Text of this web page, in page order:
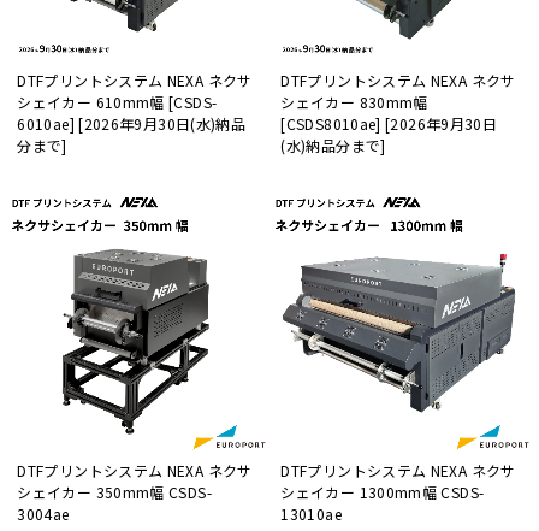
DTFプリントシステム NEXA ネクサ
シェイカー 610mm幅 [CSDS-
6010ae] [2026年9月30日(水)納品
分まで]
DTFプリントシステム NEXA ネクサ
シェイカー 830mm幅
[CSDS8010ae] [2026年9月30日
(水)納品分まで]
DTFプリントシステム NEXA ネクサ
シェイカー 350mm幅 CSDS-
3004ae
DTFプリントシステム NEXA ネクサ
シェイカー 1300mm幅 CSDS-
13010ae